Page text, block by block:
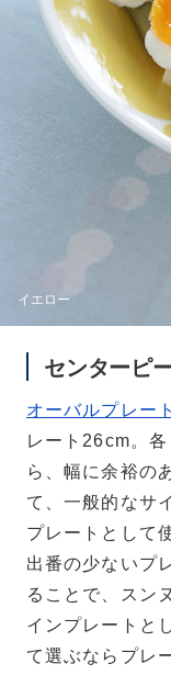
イエロー
センターピ
オーバルプレー
レート26cm。
ら、幅に余裕の
て、一般的なサ
プレートとして
出番の少ないプ
ることで、スン
インプレートと
て選ぶならプレ